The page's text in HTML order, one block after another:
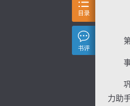
第
事
巩瑞
力助手
目录
书评